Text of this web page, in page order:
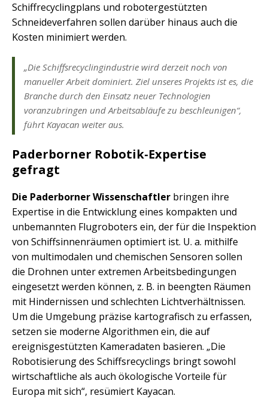
Schiffrecyclingplans und robotergestützten
Schneideverfahren sollen darüber hinaus auch die
Kosten minimiert werden.
„Die Schiffsrecyclingindustrie wird derzeit noch von
manueller Arbeit dominiert. Ziel unseres Projekts ist es, die
Branche durch den Einsatz neuer Technologien
voranzubringen und Arbeitsabläufe zu beschleunigen“,
führt Kayacan weiter aus.
Paderborner Robotik-Expertise
gefragt
Die Paderborner Wissenschaftler bringen ihre
Expertise in die Entwicklung eines kompakten und
unbemannten Flugroboters ein, der für die Inspektion
von Schiffsinnenräumen optimiert ist. U. a. mithilfe
von multimodalen und chemischen Sensoren sollen
die Drohnen unter extremen Arbeitsbedingungen
eingesetzt werden können, z. B. in beengten Räumen
mit Hindernissen und schlechten Lichtverhältnissen.
Um die Umgebung präzise kartografisch zu erfassen,
setzen sie moderne Algorithmen ein, die auf
ereignisgestützten Kameradaten basieren. „Die
Robotisierung des Schiffsrecyclings bringt sowohl
wirtschaftliche als auch ökologische Vorteile für
Europa mit sich“, resümiert Kayacan.